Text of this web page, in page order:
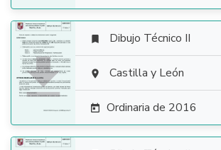

 Dibujo Técnico II
 Castilla y León
 Ordinaria de 2016